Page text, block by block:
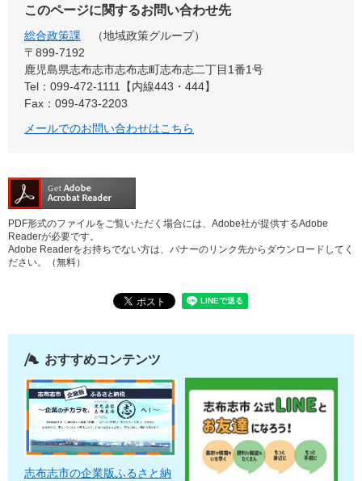
このページに関するお問い合わせ先
総合政策課
地域政策グループ
〒899‐7192
鹿児島県志布志市志布志町志布志二丁目1番1号
Tel：099-472-1111【内線443・444】
Fax：099-473-2203
メールでのお問い合わせはこちら
PDF形式のファイルをご覧いただく場合には、Adobe社が提供するAdobe
Readerが必要です。
Adobe Readerをお持ちでない方は、バナーのリンク先からダウンロードしてく
ださい。（無料）
おすすめコンテンツ
志布志市の企業版ふるさと納